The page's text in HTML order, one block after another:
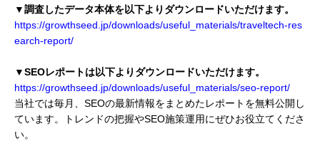
▼調査したデータ本体を以下よりダウンロードいただけます。
https://growthseed.jp/downloads/useful_materials/traveltech-res
earch-report/
▼SEOレポートは以下よりダウンロードいただけます。
https://growthseed.jp/downloads/useful_materials/seo-report/
当社では毎月、SEOの最新情報をまとめたレポートを無料公開し
ています。トレンドの把握やSEO施策運用にぜひお役立てくださ
い。